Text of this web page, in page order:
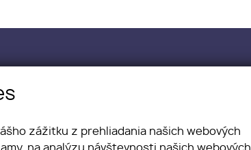
CHCEM PREDAŤ
zážitku z prehliadania našich webových